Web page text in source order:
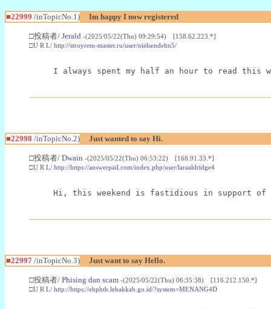
■22999 /inTopicNo.1) Im happy I now registered
□投稿者/ Jerald -(2025/05/22(Thu) 09:29:54) [158.62.223.*]
□U R L/ http://stroyrem-master.ru/user/nielsendehn5/
I always spent my half an hour to read
■22998 /inTopicNo.2) Just wanted to say Hi.
□投稿者/ Dwain -(2025/05/22(Thu) 06:53:22) [168.91.33.*]
□U R L/ http://https://answerpail.com/index.php/user/laraaldridge4
Hi, this weekend is fastidious in support of
■22997 /inTopicNo.3) Just want to say Hello.
□投稿者/ Phising dan scam -(2025/05/22(Thu) 06:35:38) [116.212.150.*]
□U R L/ http://https://ebphtb.lebakkab.go.id/?system=MENANG4D